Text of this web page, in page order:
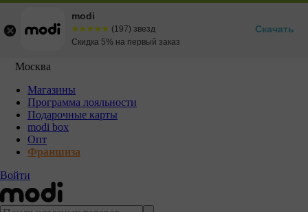
Москва
Магазины
Программа лояльности
Подарочные карты
modi box
Опт
Франшиза
Войти
modi
☆☆☆☆☆
★★★★★ (197) звезд
Скидка 5% на первый заказ
Скачать